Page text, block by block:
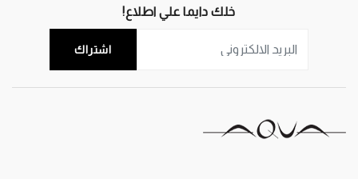
خلك دايما علي اطلاع!
اشتراك